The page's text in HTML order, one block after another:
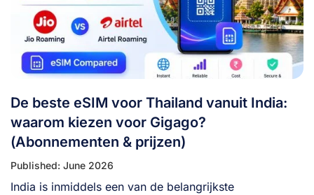
De beste eSIM voor Thailand vanuit India:
waarom kiezen voor Gigago?
(Abonnementen & prijzen)
Published: June 2026
India is inmiddels een van de belangrijkste